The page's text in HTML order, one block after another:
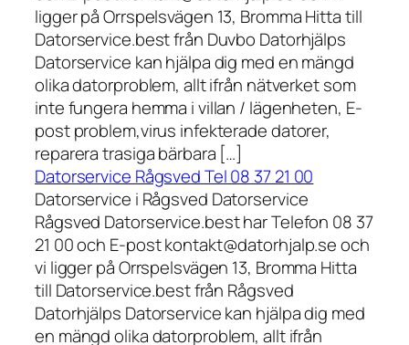
ligger på Orrspelsvägen 13, Bromma Hitta till
Datorservice.best från Duvbo Datorhjälps
Datorservice kan hjälpa dig med en mängd
olika datorproblem, allt ifrån nätverket som
inte fungera hemma i villan / lägenheten, E-
post problem,virus infekterade datorer,
reparera trasiga bärbara […]
Datorservice Rågsved Tel 08 37 21 00
Datorservice i Rågsved Datorservice
Rågsved Datorservice.best har Telefon 08 37
21 00 och E-post kontakt@datorhjalp.se och
vi ligger på Orrspelsvägen 13, Bromma Hitta
till Datorservice.best från Rågsved
Datorhjälps Datorservice kan hjälpa dig med
en mängd olika datorproblem, allt ifrån